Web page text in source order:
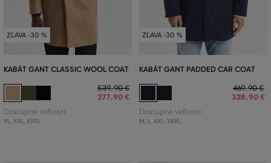
ZĽAVA -30 %
KABÁT GANT CLASSIC WOOL COAT
539,90 €
377,90 €
Dostupné veľkosti:
XL, XXL, XXXL
ZĽAVA -30 %
KABÁT GANT PADDED CAR COAT
469,90 €
328,90 €
Dostupné veľkosti:
M, L, XXL, XXXL